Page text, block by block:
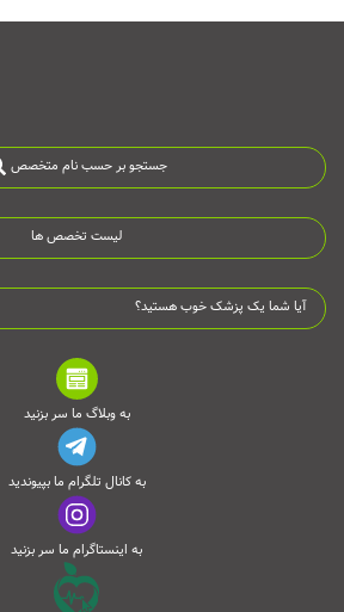
جستجو بر حسب نام متخصص
لیست تخصص ها
آیا شما یک پزشک خوب هستید؟
به وبلاگ ما سر بزنید
به کانال تلگرام ما بپیوندید
به اینستاگرام ما سر بزنید